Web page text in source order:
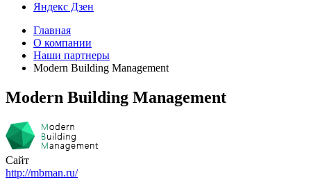
Яндекс Дзен
Главная
О компании
Наши партнеры
Modern Building Management
Modern Building Management
Сайт
http://mbman.ru/